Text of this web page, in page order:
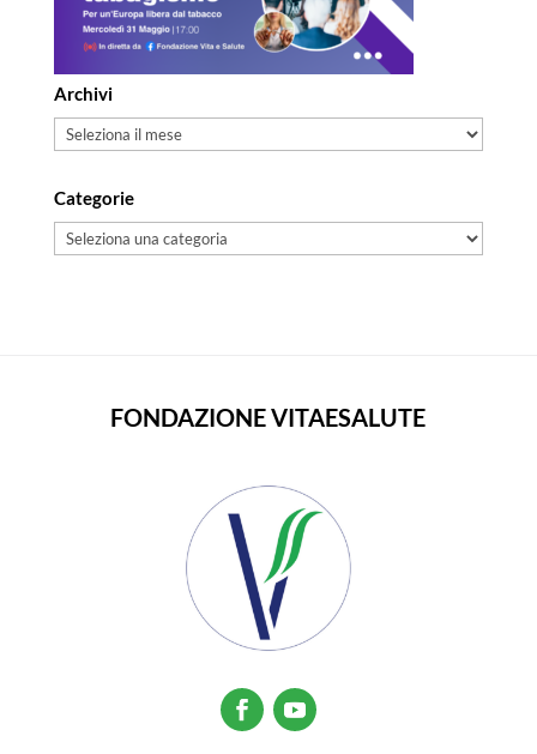
Archivi
Archivi
Categorie
Categorie
FONDAZIONE VITAESALUTE